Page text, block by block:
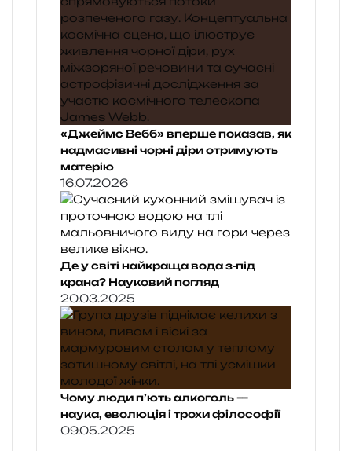
«Джеймс Вебб» вперше показав, як
надмасивні чорні діри отримують
матерію
16.07.2026
Де у світі найкраща вода з‑під
крана? Науковий погляд
20.03.2025
Чому люди п’ють алкоголь —
наука, еволюція і трохи філософії
09.05.2025